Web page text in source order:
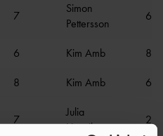
7
Simon
Pettersson
6 Kim Amb
8 Kim Amb
7
Julia
Henriksson